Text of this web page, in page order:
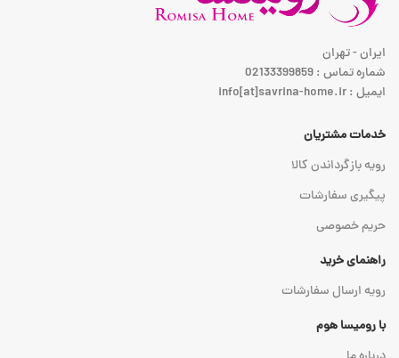
ایران - تهران
شماره تماس : 02133399859
ایمیل : info[at]savrina-home.ir
خدمات مشتریان
رویه بازگرداندن کالا
پیگیری سفارشات
حریم خصوصی
راهنمای خرید
رویه ارسال سفارشات
با رومیسا هوم